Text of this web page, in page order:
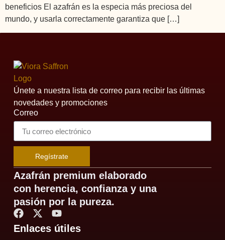
beneficios El azafrán es la especia más preciosa del
mundo, y usarla correctamente garantiza que […]
Únete a nuestra lista de correo para recibir las últimas
novedades y promociones
Correo
Regístrate
Azafrán premium elaborado
con herencia, confianza y una
pasión por la pureza.
Enlaces útiles